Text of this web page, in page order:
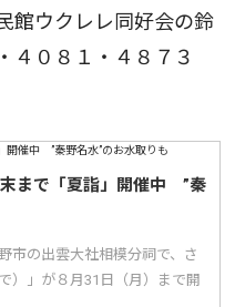
館ウクレレ同好会の鈴
４０８１・４８７３
まで「夏詣」開催中 ”秦
市の出雲大社相模分祠で、さ
）」が８月31日（月）まで開